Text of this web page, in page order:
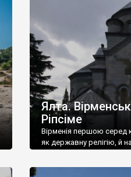
називаються
виробляє відмінне
легке біле і дуже […]
Ялта.
Ріпсіме
Вірменія першою серед
як державну релігію, й